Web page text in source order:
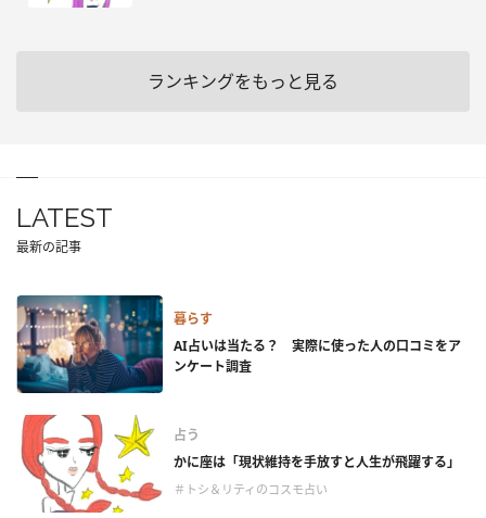
ランキングをもっと見る
LATEST
最新の記事
暮らす
AI占いは当たる？ 実際に使った人の口コミをア
ンケート調査
占う
かに座は「現状維持を手放すと人生が飛躍する」
＃トシ＆リティのコスモ占い